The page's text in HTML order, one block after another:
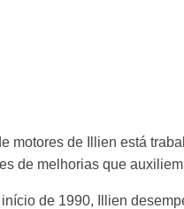
motores de Illien está
de melhorias que
de 1990, Illien